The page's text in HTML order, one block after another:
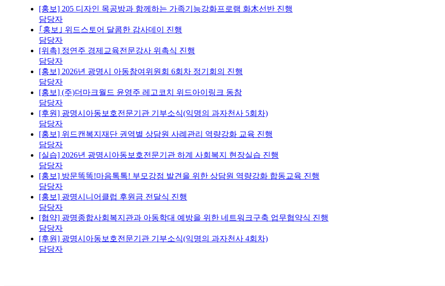
[홍보] 205 디자인 목공방과 함께하는 가족기능강화프로램 화木선반 진행
담당자
｢홍보｣ 위드스토어 달콤한 감사데이 진행
담당자
[위촉] 정연주 경제교육전문강사 위촉식 진행
담당자
[홍보] 2026년 광명시 아동참여위원회 6회차 정기회의 진행
담당자
[홍보] (주)더마크월드 윤영주 레고코치 위드아이링크 동참
담당자
[후원] 광명시아동보호전문기관 기부소식(익명의 과자천사 5회차)
담당자
[홍보] 위드캔복지재단 권역별 상담원 사례관리 역량강화 교육 진행
담당자
[실습] 2026년 광명시아동보호전문기관 하계 사회복지 현장실습 진행
담당자
[홍보] 방문똑똑!마음톡톡! 부모강점 발견을 위한 상담원 역량강화 합동교육 진행
담당자
[홍보] 광명시니어클럽 후원금 전달식 진행
담당자
[협약] 광명종합사회복지관과 아동학대 예방을 위한 네트워크구축 업무협약식 진행
담당자
[후원] 광명시아동보호전문기관 기부소식(익명의 과자천사 4회차)
담당자